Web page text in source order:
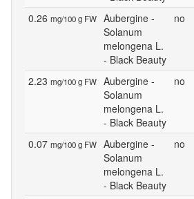
0.26 mg/100 g FW
Aubergine -
Solanum
melongena L.
- Black Beauty
no
2.23 mg/100 g FW
Aubergine -
Solanum
melongena L.
- Black Beauty
no
0.07 mg/100 g FW
Aubergine -
Solanum
melongena L.
- Black Beauty
no